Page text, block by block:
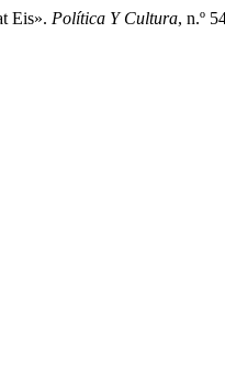
Eis». Política Y Cultura, n.º